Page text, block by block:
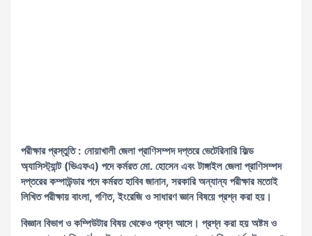
পরীক্ষার প্রস্তুতি : নোয়াখালী জেলা প্রাণিসম্পদ দপ্তরে ভেটেরিনারি ফিল্ড
অ্যাসিস্ট্যান্ট (ভিএফএ) পদে কর্মরত মো. হোসেন এবং টাঙ্গাইল জেলা প্রাণিসম্পদ
দপ্তরের কম্পাউন্ডার পদে কর্মরত হাবিব জানান, সরকারি অন্যান্য পরীক্ষার মতোই
লিখিত পরীক্ষায় বাংলা, গণিত, ইংরেজি ও সাধারণ জ্ঞান বিষয়ে প্রশ্ন করা হয়।
বিজ্ঞান বিভাগ ও কম্পিউটার বিষয় থেকেও প্রশ্ন আসে। প্রশ্ন করা হয় অষ্টম ও